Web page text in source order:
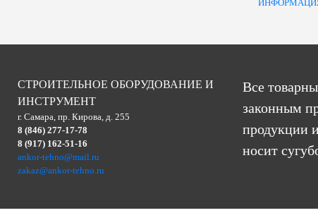
СТРОИТЕЛЬНОЕ ОБОРУДОВАНИЕ И
ИНСТРУМЕНТ
г. Самара, пр. Кирова, д. 255
8 (846) 277-17-78
8 (917) 162-51-16
ankor-tehno@mail.ru
zakaz@ankor-tehno.ru
Все
законным
продукции
носит